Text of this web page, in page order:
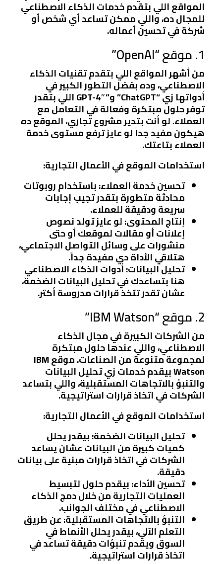
المواقع اللي بتقدم خدمات الذكاء الاصطناعي
للمجال ده، واللي ممكن تساعد أي شخص أو
شركة في تحسين أعماله.
1. موقع “OpenAI”
من أشهر المواقع اللي بتقدم تقنيات الذكاء
الاصطناعي، وده بفضل التطور الكبير في
أدواتها زي “ChatGPT” و”GPT-4″ اللي بتقدر
توفر حلول مبتكرة وفعالة في التعامل مع
العملاء. لو أنت بتدير مشروع تجاري، الموقع ده
هيكون مفيد جداً لو عايز ترفع مستوى خدمة
العملاء بتاعتك.
استخدامات الموقع في الأعمال التجارية:
تحسين خدمة العملاء:باستخدام روبوتات
محادثة متطورة بتقدر تجيب إجابات
سريعة ودقيقة للعملاء.
إنتاج المحتوى:لو عايز تولد نصوص
إعلانات أو مقالات لموقعك أو حتى
منشورات على وسائل التواصل الاجتماعي،
هتلاقي الأداة دي مفيدة جداً.
تحليل البيانات:أدوات الذكاء الاصطناعي
هنا بتساعدك في تحليل البيانات الضخمة،
عشان تقدر تتخذ قرارات مدروسة أكتر.
2. موقع “IBM Watson”
من الشركات الكبيرة في مجال الذكاء
الاصطناعي، واللي عندها حلول مبتكرة
لمجموعة متنوعة من الصناعات. موقع IBM
Watson بيقدم خدمات زي تحليل البيانات
والتنبؤ بالاتجاهات المستقبلية، واللي بتساعد
الشركات في اتخاذ قرارات استراتيجية.
استخدامات الموقع في الأعمال التجارية:
تحليل البيانات الضخمة:بيقدر يحلل
كميات كبيرة من البيانات عشان يساعد
الشركات في اتخاذ قرارات مبنية على بيانات
دقيقة.
تحسين الأداء:بيقدم حلول لتبسيط
العمليات التجارية من خلال دمج الذكاء
الاصطناعي في مختلف الجوانب.
التنبؤ بالاتجاهات المستقبلية:عن طريق
التعلم الآلي، بيقدر يحلل الأنماط في
السوق ويقدم تنبؤات دقيقة تساعد في
اتخاذ قرارات استراتيجية.